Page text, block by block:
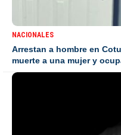
NACIONALES
Arrestan a hombre en
muerte a una mujer y